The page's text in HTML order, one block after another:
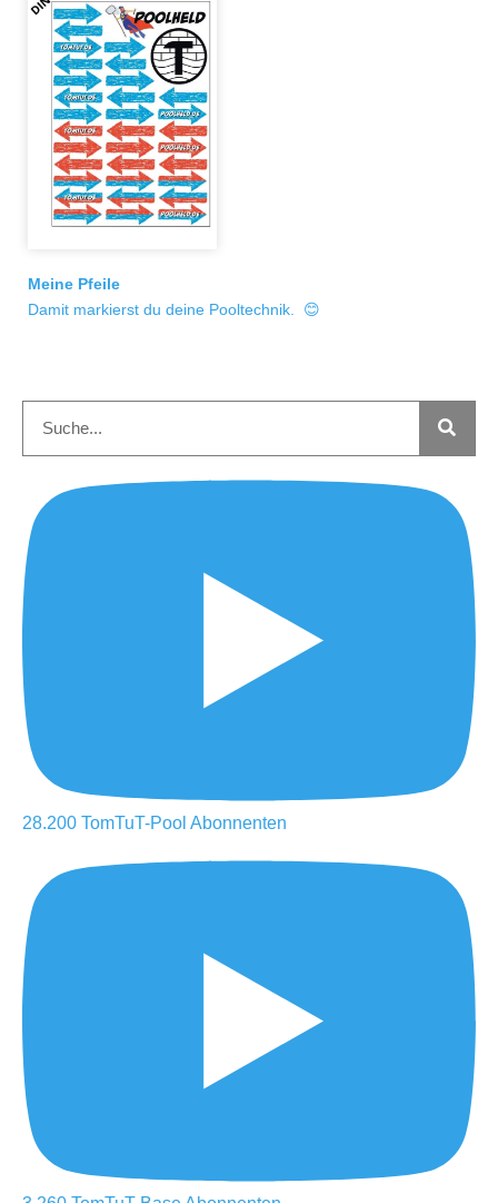
Meine Pfeile
Damit markierst du deine Pooltechnik. 😊
28.200 TomTuT-Pool Abonnenten